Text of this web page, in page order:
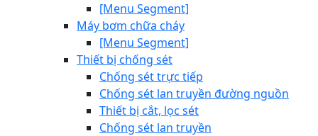
[Menu Segment]
Máy bơm chữa cháy
[Menu Segment]
Thiết bị chống sét
Chống sét trực tiếp
Chống sét lan truyền đường nguồn
Thiết bị cắt, lọc sét
Chống sét lan truyền